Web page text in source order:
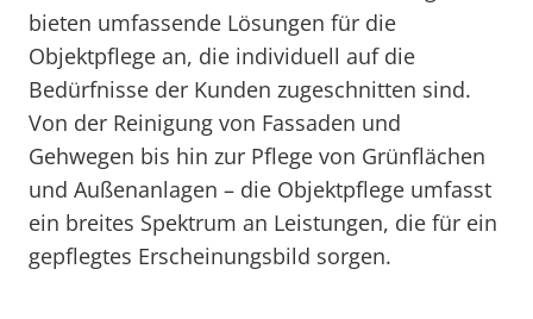
bieten umfassende Lösungen für die
Objektpflege an, die individuell auf die
Bedürfnisse der Kunden zugeschnitten sind.
Von der Reinigung von Fassaden und
Gehwegen bis hin zur Pflege von Grünflächen
und Außenanlagen – die Objektpflege umfasst
ein breites Spektrum an Leistungen, die für ein
gepflegtes Erscheinungsbild sorgen.